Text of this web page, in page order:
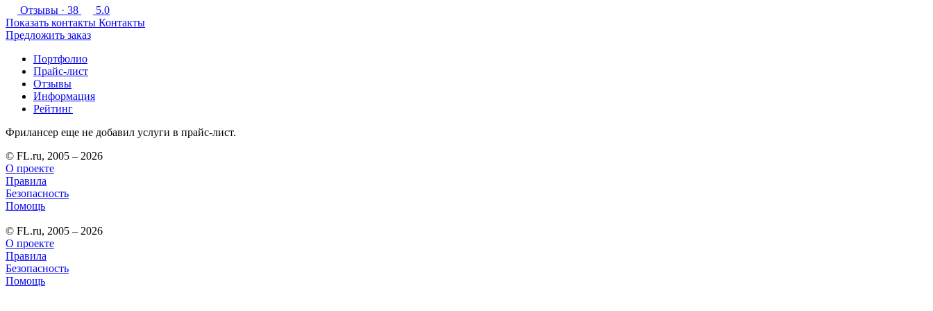
Отзывы · 38
5.0
Показать контакты Контакты
Предложить заказ
Портфолио
Прайс-лист
Отзывы
Информация
Рейтинг
Фрилансер еще не добавил услуги в прайс-лист.
© FL.ru, 2005 – 2026
О проекте
Правила
Безопасность
Помощь
© FL.ru, 2005 – 2026
О проекте
Правила
Безопасность
Помощь